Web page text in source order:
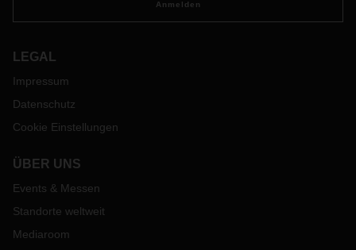
Anmelden
LEGAL
Impressum
Datenschutz
Cookie Einstellungen
ÜBER UNS
Events & Messen
Standorte weltweit
Mediaroom